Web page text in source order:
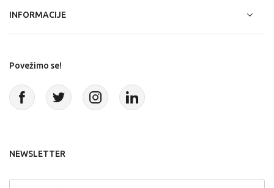
INFORMACIJE
Povežimo se!
NEWSLETTER